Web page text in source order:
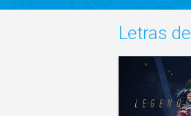
Letras de